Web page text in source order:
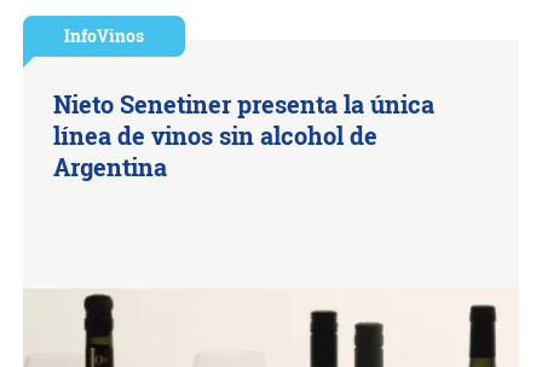
InfoVinos
Nieto Senetiner presenta la única
línea de vinos sin alcohol de
Argentina